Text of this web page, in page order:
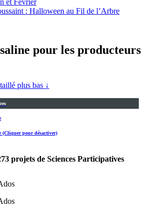
et Février
: Halloween au Fil de l’Arbre
pour les producteurs
plus bas ↓
(Cliquer pour désactiver)
projets de Sciences Participatives